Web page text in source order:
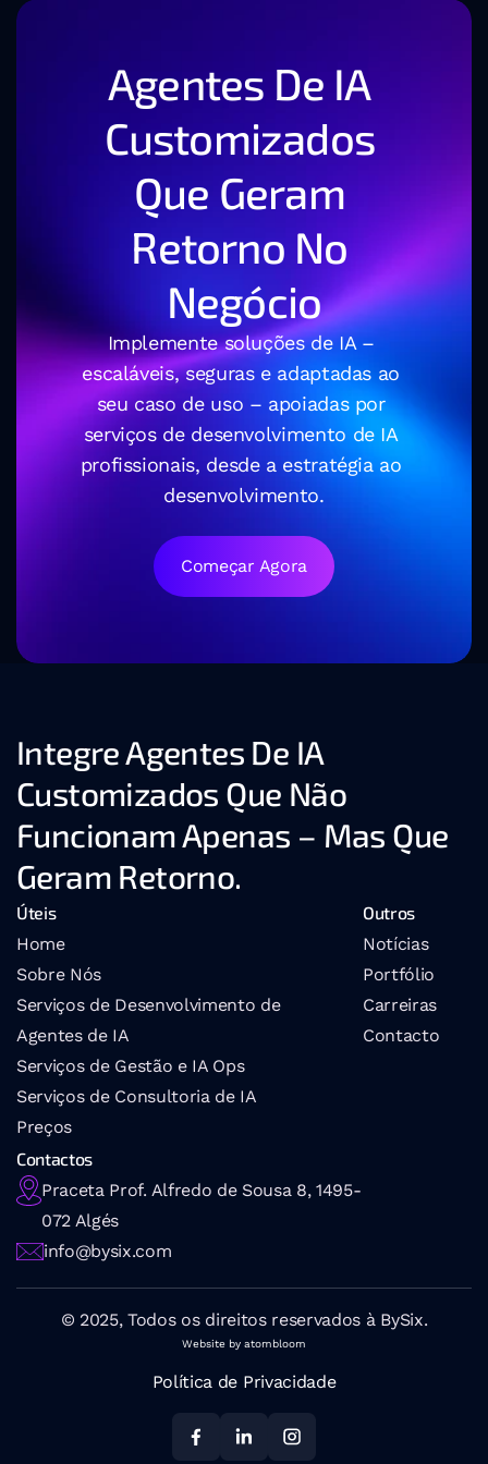
Agentes De IA
Customizados
Que Geram
Retorno No
Negócio
Implemente soluções de IA –
escaláveis, seguras e adaptadas ao
seu caso de uso – apoiadas por
serviços de desenvolvimento de IA
profissionais, desde a estratégia ao
desenvolvimento.
Começar Agora
Integre Agentes De IA
Customizados Que Não
Funcionam Apenas – Mas Que
Geram Retorno.
Úteis
Home
Sobre Nós
Serviços de Desenvolvimento de
Agentes de IA
Serviços de Gestão e IA Ops
Serviços de Consultoria de IA
Preços
Outros
Notícias
Portfólio
Carreiras
Contacto
Contactos
Praceta Prof. Alfredo de Sousa 8, 1495-
072 Algés
info@bysix.com
© 2025, Todos os direitos reservados à BySix.
Website by atombloom
Política de Privacidade